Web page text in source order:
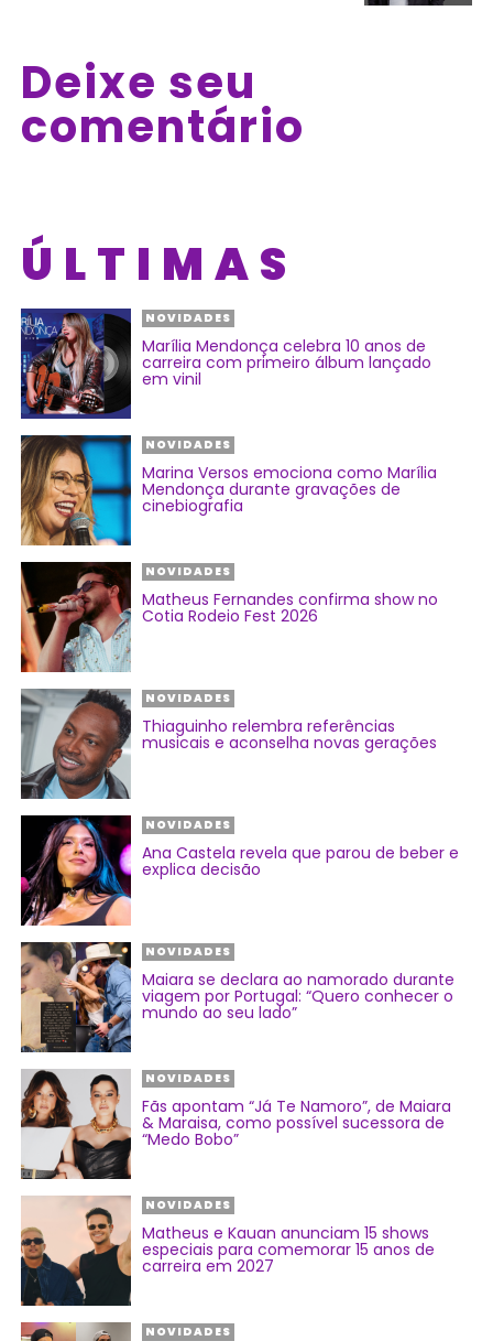
Deixe seu
comentário
ÚLTIMAS
NOVIDADES
Marília Mendonça celebra 10 anos de
carreira com primeiro álbum lançado
em vinil
NOVIDADES
Marina Versos emociona como Marília
Mendonça durante gravações de
cinebiografia
NOVIDADES
Matheus Fernandes confirma show no
Cotia Rodeio Fest 2026
NOVIDADES
Thiaguinho relembra referências
musicais e aconselha novas gerações
NOVIDADES
Ana Castela revela que parou de beber e
explica decisão
NOVIDADES
Maiara se declara ao namorado durante
viagem por Portugal: “Quero conhecer o
mundo ao seu lado”
NOVIDADES
Fãs apontam “Já Te Namoro”, de Maiara
& Maraisa, como possível sucessora de
“Medo Bobo”
NOVIDADES
Matheus e Kauan anunciam 15 shows
especiais para comemorar 15 anos de
carreira em 2027
NOVIDADES